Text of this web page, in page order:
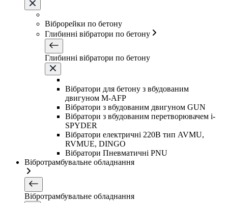
Віброрейки по бетону
Глибинні вібратори по бетону
Глибинні вібратори по бетону
Вібратори для бетону з вбудованим
двигуном M-AFP
Вібратори з вбудованим двигуном GUN
Вібратори з вбудованим перетворювачем i-
SPYDER
Вібратори електричні 220B тип AVMU,
RVMUE, DINGO
Вібратори Пневматичні PNU
Вібротрамбувальне обладнання
Вібротрамбувальне обладнання